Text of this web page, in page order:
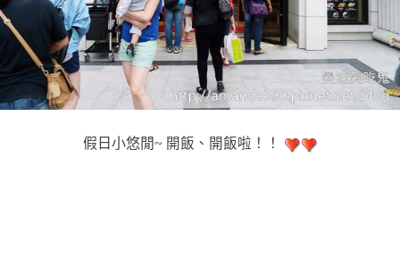
假日小悠閒~ 開飯、開飯啦！！